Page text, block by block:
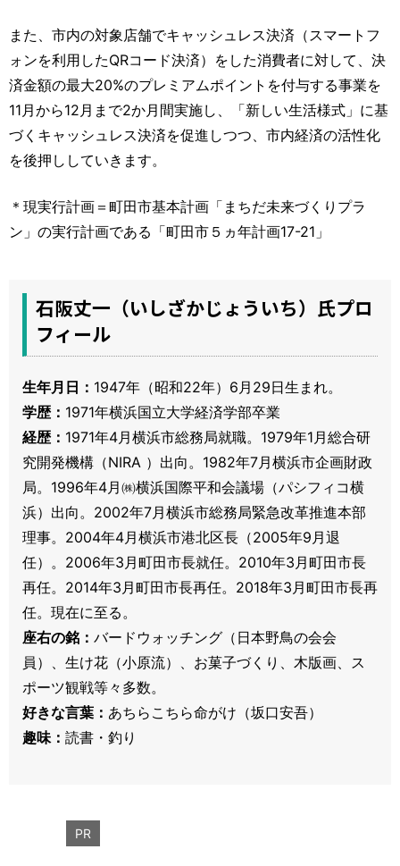
また、市内の対象店舗でキャッシュレス決済（スマートフ
ォンを利用したQRコード決済）をした消費者に対して、決
済金額の最大20%のプレミアムポイントを付与する事業を
11月から12月まで2か月間実施し、「新しい生活様式」に基
づくキャッシュレス決済を促進しつつ、市内経済の活性化
を後押ししていきます。
＊現実行計画＝町田市基本計画「まちだ未来づくりプラ
ン」の実行計画である「町田市５ヵ年計画17-21」
石阪丈一（いしざかじょういち）氏プロ
フィール
生年月日： 1947年（昭和22年）6月29日生まれ。
学歴： 1971年横浜国立大学経済学部卒業
経歴： 1971年4月横浜市総務局就職。1979年1月総合研
究開発機構（NIRA ）出向。1982年7月横浜市企画財政
局。1996年4月㈱横浜国際平和会議場（パシフィコ横
浜）出向。2002年7月横浜市総務局緊急改革推進本部
理事。2004年4月横浜市港北区長（2005年9月退
任）。2006年3月町田市長就任。2010年3月町田市長
再任。2014年3月町田市長再任。2018年3月町田市長再
任。現在に至る。
座右の銘： バードウォッチング（日本野鳥の会会
員）、生け花（小原流）、お菓子づくり、木版画、ス
ポーツ観戦等々多数。
好きな言葉： あちらこちら命がけ（坂口安吾）
趣味： 読書・釣り
PR